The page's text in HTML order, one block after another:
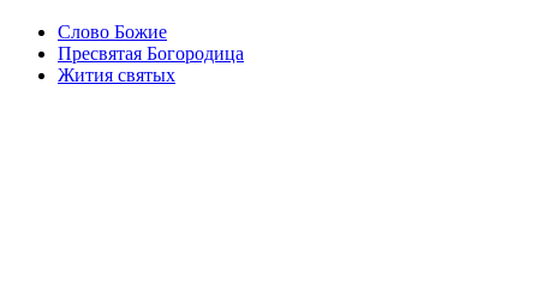
Слово Божие
Пресвятая Богородица
Жития святых